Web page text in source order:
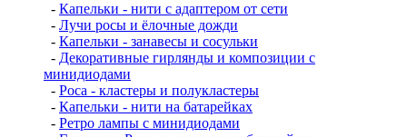
- Капельки - нити с адаптером от сети
- Лучи росы и ёлочные дожди
- Капельки - занавесы и сосульки
- Декоративные гирлянды и композиции с
минидиодами
- Роса - кластеры и полукластеры
- Капельки - нити на батарейках
- Ретро лампы с минидиодами